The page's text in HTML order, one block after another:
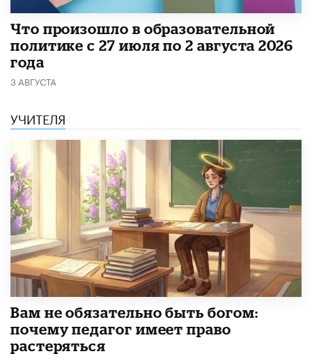
​Что произошло в образовательной
политике с 27 июля по 2 августа 2026
года
3 АВГУСТА
УЧИТЕЛЯ
​Вам не обязательно быть богом:
почему педагог имеет право
растеряться